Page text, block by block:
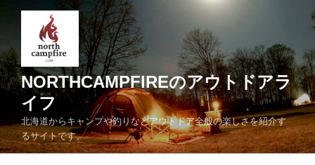
ン
ツ
へ
キ
ッ
NORTHCAMPFIREのアウトドアラ
イフ
北海道からキャンプや釣りなどアウトドア全般の楽しさを紹介す
るサイトです。